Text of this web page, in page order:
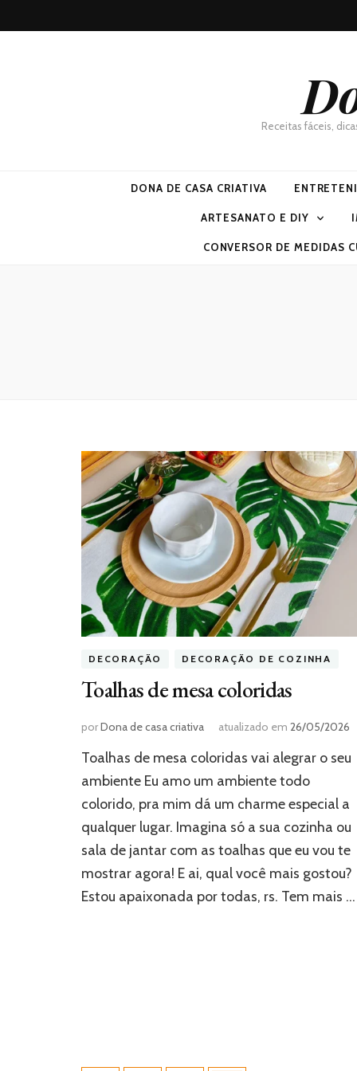
Receitas fáceis,
DONA DE CASA CRIATIVA
ARTESANATO E DIY
CONVERSOR DE MEDIDAS
DECORAÇÃO DECORAÇÃO DE COZINHA
Toalhas de mesa coloridas
porDona de casa criativa atualizado em 26/05/2026
Toalhas de mesa coloridas vai alegrar o seu
ambiente Eu amo um ambiente todo
colorido, pra mim dá um charme especial a
qualquer lugar. Imagina só a sua cozinha ou
sala de jantar com as toalhas que eu vou te
mostrar agora! E ai, qual você mais gostou?
Estou apaixonada por todas, rs. Tem mais …